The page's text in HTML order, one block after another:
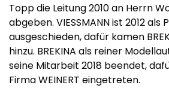
Topp die Leitung 2010 an Herrn
abgeben. VIESSMANN ist 2012 als
ausgeschieden, dafür kamen
hinzu. BREKINA als reiner
seine Mitarbeit 2018 beendet,
Firma WEINERT eingetreten.